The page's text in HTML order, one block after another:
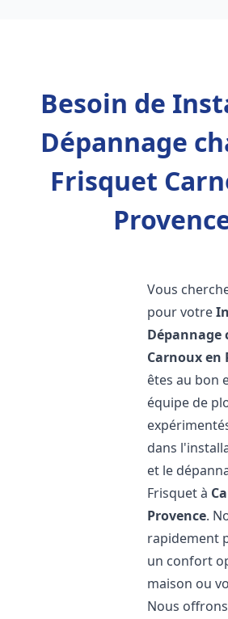
Besoin de
Dépannage
Frisquet
Vous
pour votre
Dépannage
Carnoux en
êtes au bon
équipe de
dans
et le
Frisquet à
Provence.
rapidement
un confort
maison ou
Nous